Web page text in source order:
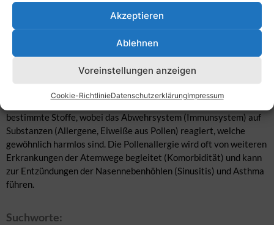
Akzeptieren
Ablehnen
Voreinstellungen anzeigen
Cookie-RichtlinieDatenschutzerklärungImpressum
Beschreibung
Pollenflug ist für Menschen mit Allergien problematisch und kann
Pollinosis, allergischer Schnupfen, Rhinitis allergica) ist eine
Allergie gegen Blütenstaub (Pollen). Eine Allergie ist eine
Überempfindlichkeit (Sensibilisierung) des Körpers gegen
bestimmte Stoffe, wobei das Abwehrsystem (Immunsystem) auf
Substanzen (Allergene, Eiweiße aus Pollen) reagiert, welche
gewöhnlich harmlos sind. Die Pollenallergie wird oft von weiteren
Erkrankungen der Atemwege begleitet (Komorbidität) und kann
zur Entzündungen der Nasennebenhöhlen (Sinusitis) und Asthma
führen.
Suchworte: